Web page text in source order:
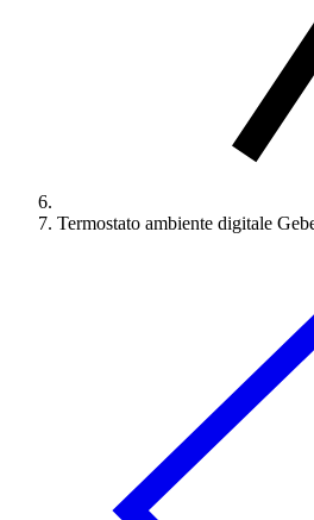
Termostato ambiente digitale